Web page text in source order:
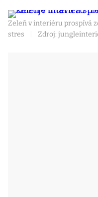
Zeleň v interiéru prospívá
stres
Zdroj: